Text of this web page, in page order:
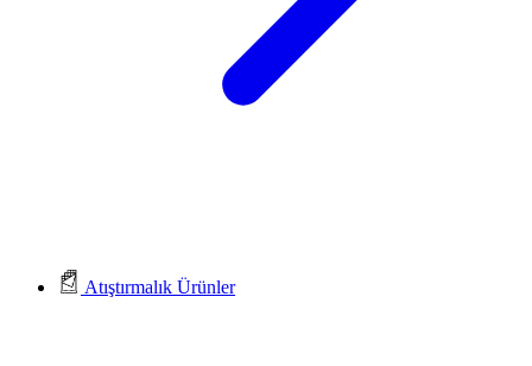
Atıştırmalık Ürünler